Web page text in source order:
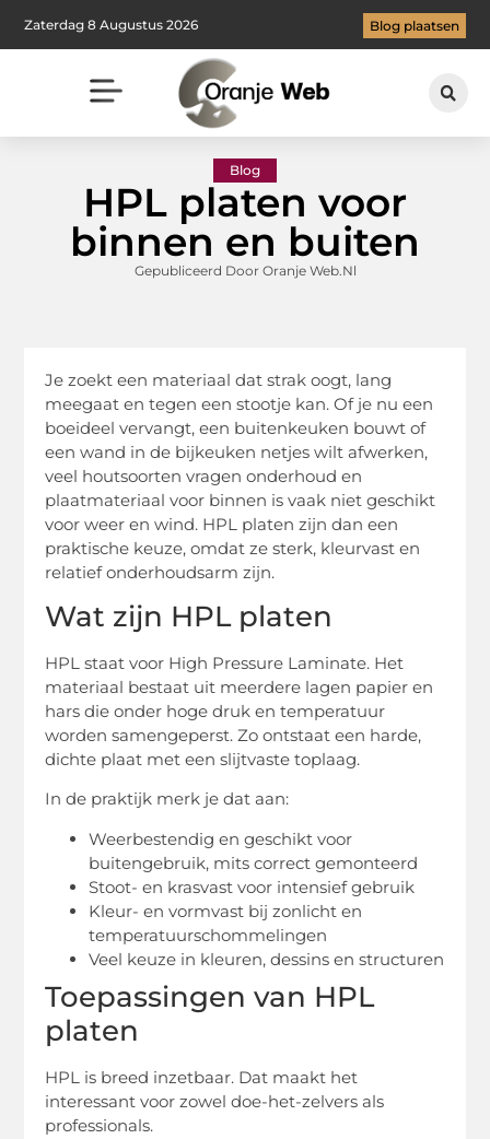
Zaterdag 8 Augustus 2026 Blog plaatsen
Blog
HPL platen voor
binnen en buiten
Gepubliceerd Door Oranje Web.nl
Je zoekt een materiaal dat strak oogt, lang
meegaat en tegen een stootje kan. Of je nu een
boeideel vervangt, een buitenkeuken bouwt of
een wand in de bijkeuken netjes wilt afwerken,
veel houtsoorten vragen onderhoud en
plaatmateriaal voor binnen is vaak niet geschikt
voor weer en wind. HPL platen zijn dan een
praktische keuze, omdat ze sterk, kleurvast en
relatief onderhoudsarm zijn.
Wat zijn HPL platen
HPL staat voor High Pressure Laminate. Het
materiaal bestaat uit meerdere lagen papier en
hars die onder hoge druk en temperatuur
worden samengeperst. Zo ontstaat een harde,
dichte plaat met een slijtvaste toplaag.
In de praktijk merk je dat aan:
Weerbestendig en geschikt voor
buitengebruik, mits correct gemonteerd
Stoot- en krasvast voor intensief gebruik
Kleur- en vormvast bij zonlicht en
temperatuurschommelingen
Veel keuze in kleuren, dessins en structuren
Toepassingen van HPL
platen
HPL is breed inzetbaar. Dat maakt het
interessant voor zowel doe-het-zelvers als
professionals.